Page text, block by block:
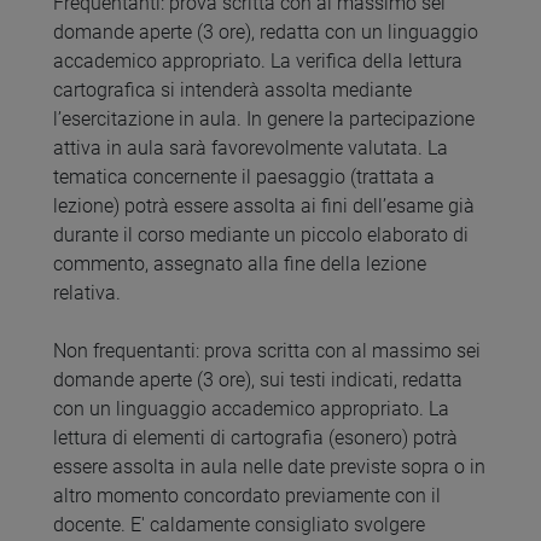
domande aperte (3 ore), redatta con un linguaggio
accademico appropriato. La verifica della lettura
cartografica si intenderà assolta mediante
l’esercitazione in aula. In genere la partecipazione
attiva in aula sarà favorevolmente valutata. La
tematica concernente il paesaggio (trattata a
lezione) potrà essere assolta ai fini dell’esame già
durante il corso mediante un piccolo elaborato di
commento, assegnato alla fine della lezione
relativa.
Non frequentanti: prova scritta con al massimo sei
domande aperte (3 ore), sui testi indicati, redatta
con un linguaggio accademico appropriato. La
lettura di elementi di cartografia (esonero) potrà
essere assolta in aula nelle date previste sopra o in
altro momento concordato previamente con il
docente. E' caldamente consigliato svolgere